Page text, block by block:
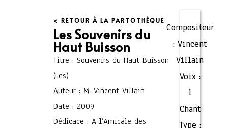
< RETOUR À LA PARTOTHÈQUE
Les Souvenirs du
Haut Buisson
Titre : Souvenirs du Haut Buisson
(Les)
Auteur : M. Vincent Villain
Date : 2009
Dédicace : A l’Amicale des
Compositeur
: Vincent
Villain
Voix :
1
Chant
Type :